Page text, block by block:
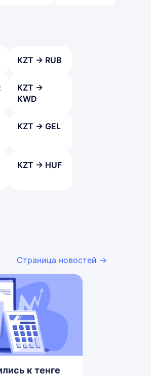
KZT → RUB
KZT →
KWD
KZT → GEL
KZT → HUF
Страница новостей →
к тенге